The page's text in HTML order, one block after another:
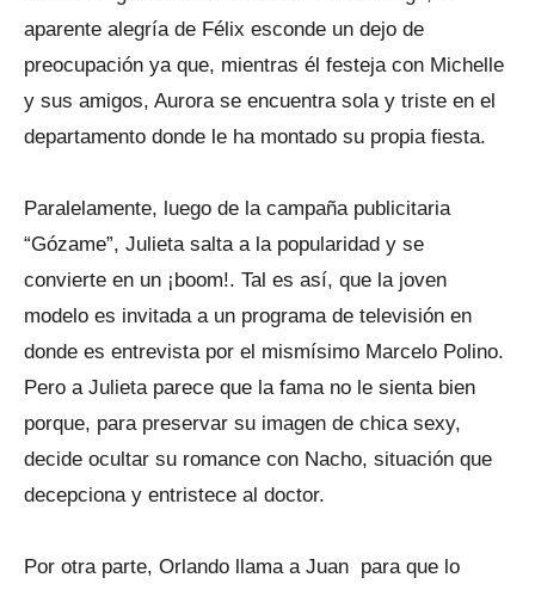
aparente alegría de Félix esconde un dejo de
preocupación ya que, mientras él festeja con Michelle
y sus amigos, Aurora se encuentra sola y triste en el
departamento donde le ha montado su propia fiesta.
Paralelamente, luego de la campaña publicitaria
“Gózame”, Julieta salta a la popularidad y se
convierte en un ¡boom!. Tal es así, que la joven
modelo es invitada a un programa de televisión en
donde es entrevista por el mismísimo Marcelo Polino.
Pero a Julieta parece que la fama no le sienta bien
porque, para preservar su imagen de chica sexy,
decide ocultar su romance con Nacho, situación que
decepciona y entristece al doctor.
Por otra parte, Orlando llama a Juan para que lo